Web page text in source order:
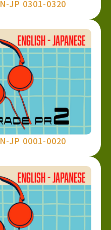
JP 0301-0320
JP 0001-0020